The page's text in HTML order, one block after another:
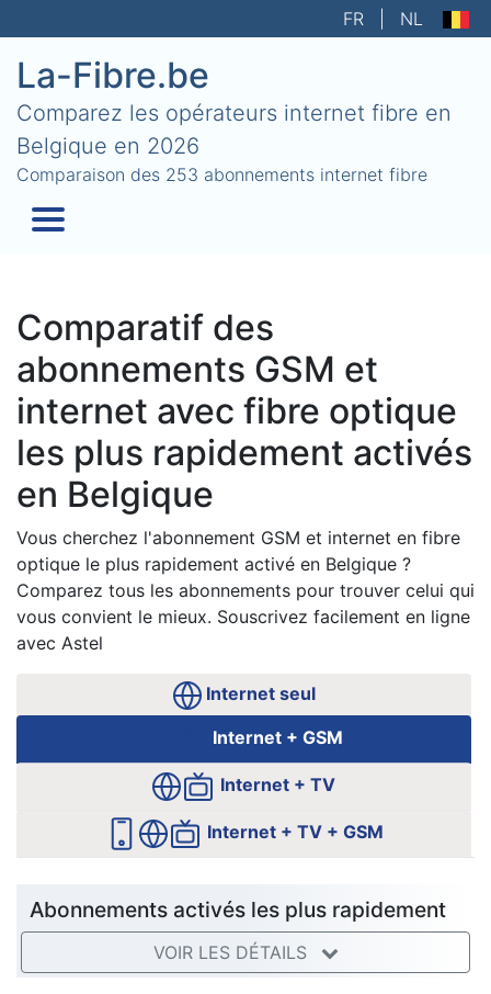
FR NL
La-Fibre.be
Comparez les opérateurs internet fibre en
Belgique en 2026
Comparaison des 253 abonnements internet fibre
Comparatif des
abonnements GSM et
internet avec fibre optique
les plus rapidement activés
en Belgique
Vous cherchez l'abonnement GSM et internet en fibre
optique le plus rapidement activé en Belgique ?
Comparez tous les abonnements pour trouver celui qui
vous convient le mieux. Souscrivez facilement en ligne
avec Astel
Internet seul
Internet + GSM
Internet + TV
Internet + TV + GSM
Abonnements activés les plus rapidement
VOIR LES DÉTAILS